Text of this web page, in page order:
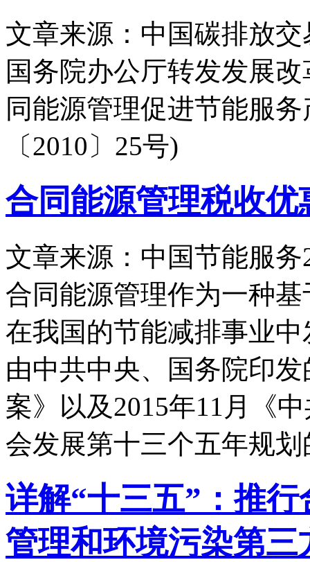
文章来源：中国碳排放交
国务院办公厅转发发展
同能源管理促进节能服
〔2010〕25号)
合同能源管理税收
文章来源：中国节能服务
合同能源管理作为一种
在我国的节能减排事业
由中共中央、国务院印
案》以及2015年11月《
会发展第十三个五年规
详解“十三五”：推
管理和环境污染第三